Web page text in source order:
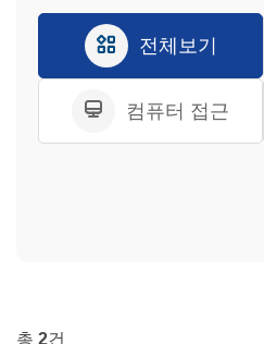
전체보기
컴퓨터 접근
총 2건